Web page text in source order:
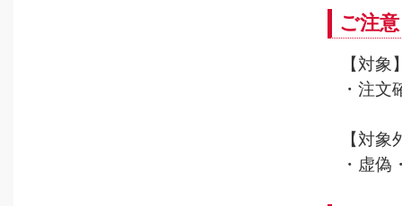
ご注意
【対象
・注
【対象
・虚